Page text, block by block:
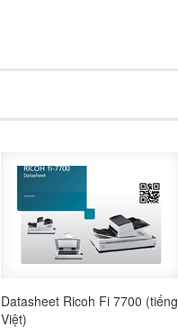
Datasheet Ricoh Fi 7700 (tiếng
Việt)